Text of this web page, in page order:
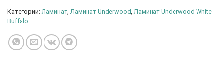
Категории: Ламинат Ламинат Underwood Ламинат Underwood White
Buffalo